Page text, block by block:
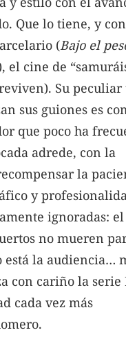
Que lo tiene, y
(Bajo el
el cine de
Su
sus guiones es
que poco ha
adrede, con la
la
y
ignoradas:
no mueren
está la audiencia…
con cariño la serie
cada vez más